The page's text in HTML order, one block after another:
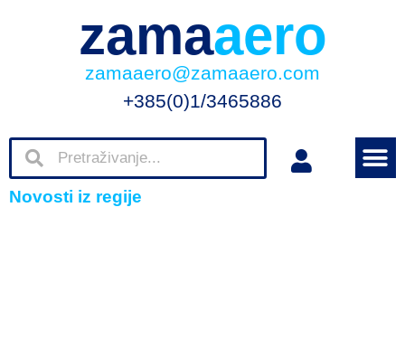
zamaaero
zamaaero@zamaaero.com
+385(0)1/3465886
Novosti iz regije